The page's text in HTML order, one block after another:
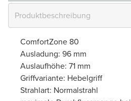
ComfortZone 80
Ausladung: 96 mm
Auslaufhöhe: 71 mm
Griffvariante: Hebelgriff
Strahlart: Normalstrahl